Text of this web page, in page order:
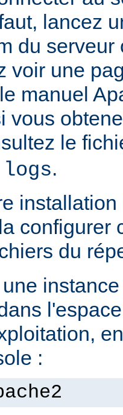
lancez
du serveur
voir une
manuel
vous
le
logs.
configurer
du
: